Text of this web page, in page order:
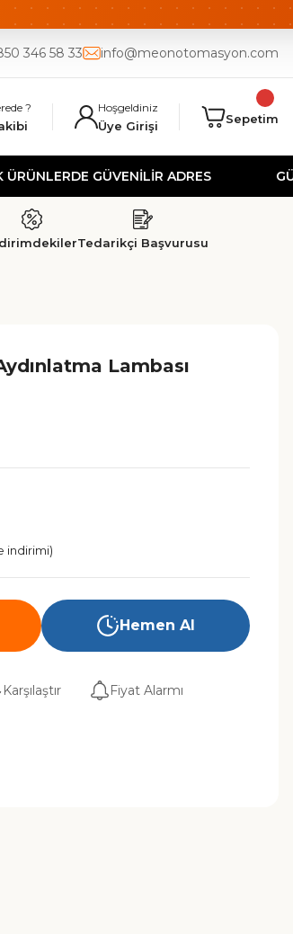
346 58 33 info@meonotomasyon.com
? Hoşgeldiniz
Üye Girişi Sepetim
GÜVENİLİR ADRES
Tedarikçi Başvurusu
Lambası
indirimi)
Hemen Al
Karşılaştır Fiyat Alarmı